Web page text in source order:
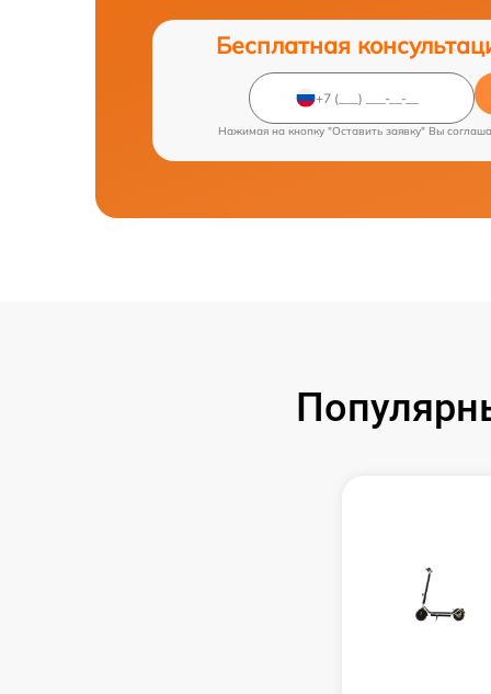
Бесплатная
Нажимая на кнопку "Оставить заявку" Вы